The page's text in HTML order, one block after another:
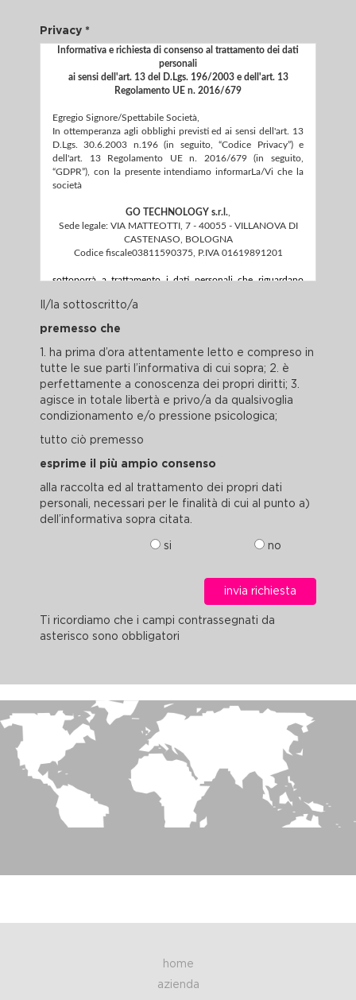
Privacy *
Informativa e richiesta di consenso al trattamento dei dati
personali
ai sensi dell'art. 13 del D.Lgs. 196/2003 e dell'art. 13
Regolamento UE n. 2016/679
Egregio Signore/Spettabile Società,
In ottemperanza agli obblighi previsti ed ai sensi dell'art. 13
D.Lgs. 30.6.2003 n.196 (in seguito, “Codice Privacy”) e
dell'art. 13 Regolamento UE n. 2016/679 (in seguito,
“GDPR”), con la presente intendiamo informarLa/Vi che la
società
GO TECHNOLOGY s.r.l.
Sede legale: VIA MATTEOTTI, 7 - 40055 - VILLANOVA DI
CASTENASO, BOLOGNA
Codice fiscale03811590375, P.IVA 01619891201
sottoporrà a trattamento i dati personali che riguardano
altricomunicati. Il trattamento dei dati personali sarà
condizioni.
1. Oggetto del trattamento
Il Titolare tratta i dati personali, identificativi (ad esempio:
nome, cognome, ragione sociale, indirizzo, telefono, e-mail,
riferimenti bancari e di pagamento, in seguito, “dati
della conclusione di contratti per i servizi del Titolare.
2. Finalità del trattamento
I Suoi dati personali sono trattati:
A)senza il Suo consenso espresso (art.24 lett. a), b), c)
Codice Privacy e art. 6 lett. b), e) GDPR), per le seguenti
• concludere i contratti per i servizi del Titolare;
contrattuali e fiscali derivanti da rapporti con Lei in
• adempiere agli obblighi previsti dalla legge, da un
regolamento, dalla normativa comunitaria o da un
ordine dell'Autorità (come ad esempio in materia di
B) Solo previo Suo specifico e distinto consenso (artt. 23 e
130 Codice Privacy e art.7 GDPR), per le seguenti Finalità di
Marketing:
• inviarLe via e-mail, posta e/o sms e/o contatti
telefonici, newsletter, comunicazioni commerciali
e/o materiale pubblicitario su prodotti o servizi
offerti dal Titolare e rilevazione del grado di
soddisfazione sulla qualità dei servizi;
• inviarLe via e-mail, posta e/o sms e/o contatti
telefonici comunicazioni commerciali e/o
3. Modalità di trattamento
distruzione dei dati. I Suoi dati personali sono sottoposti a
trattamento sia cartaceo che elettronico e/o automatizzato.
Il/la sottoscritto/a
premesso che
1. ha prima d’ora attentamente letto e compreso in
tutte le sue parti l’informativa di cui sopra; 2. è
perfettamente a conoscenza dei propri diritti; 3.
agisce in totale libertà e privo/a da qualsivoglia
condizionamento e/o pressione psicologica;
tutto ciò premesso
esprime il più ampio consenso
alla raccolta ed al trattamento dei propri dati
personali, necessari per le finalità di cui al punto a)
dell’informativa sopra citata.
si no
Ti ricordiamo che i campi contrassegnati da
asterisco sono obbligatori
home
azienda
Facebook
Twitter
Google Plus
info@esfinestra.it